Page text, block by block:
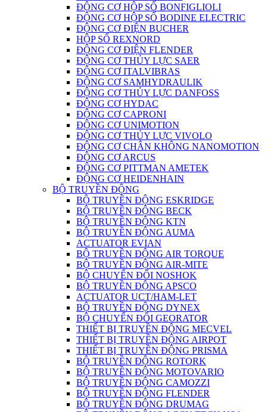
ĐỘNG CƠ HỘP SỐ BONFIGLIOLI
ĐỘNG CƠ HỘP SỐ BODINE ELECTRIC
ĐỘNG CƠ ĐIỆN BUCHER
HỘP SỐ REXNORD
ĐỘNG CƠ ĐIỆN FLENDER
ĐỘNG CƠ THỦY LỰC SAER
ĐỘNG CƠ ITALVIBRAS
ĐỘNG CƠ SAMHYDRAULIK
ĐỘNG CƠ THỦY LỰC DANFOSS
ĐỘNG CƠ HYDAC
ĐỘNG CƠ CAPRONI
ĐỘNG CƠ UNIMOTION
ĐỘNG CƠ THỦY LỰC VIVOLO
ĐỘNG CƠ CHÂN KHÔNG NANOMOTION
ĐỘNG CƠ ARCUS
ĐỘNG CƠ PITTMAN AMETEK
ĐỘNG CƠ HEIDENHAIN
BỘ TRUYỀN ĐỘNG
BỘ TRUYỀN ĐỘNG ESKRIDGE
BỘ TRUYỀN ĐỘNG BECK
BỘ TRUYỀN ĐỘNG KTN
BỘ TRUYỀN ĐỘNG AUMA
ACTUATOR EVIAN
BỘ TRUYỀN ĐỘNG AIR TORQUE
BỘ TRUYỀN ĐỘNG AIR-MITE
BỘ CHUYỂN ĐỔI NOSHOK
BỘ TRUYỀN ĐỘNG APSCO
ACTUATOR UCT/HAM-LET
BỘ TRUYỀN ĐỘNG DYNEX
BỘ CHUYỂN ĐỔI GEORATOR
THIẾT BỊ TRUYỀN ĐỘNG MECVEL
THIẾT BỊ TRUYỀN ĐỘNG AIRPOT
THIẾT BỊ TRUYỀN ĐỘNG PRISMA
BỘ TRUYỀN ĐỘNG ROTORK
BỘ TRUYỀN ĐỘNG MOTOVARIO
BỘ TRUYỀN ĐỘNG CAMOZZI
BỘ TRUYỀN ĐỘNG FLENDER
BỘ TRUYỀN ĐỘNG DRUMAG